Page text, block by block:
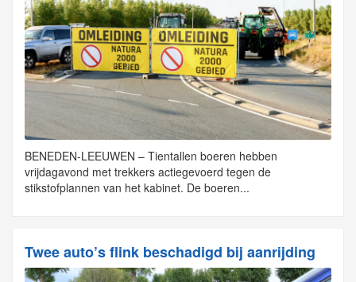
BENEDEN-LEEUWEN – Tientallen boeren hebben
vrijdagavond met trekkers actiegevoerd tegen de
stikstofplannen van het kabinet. De boeren...
Twee auto’s flink beschadigd bij aanrijding